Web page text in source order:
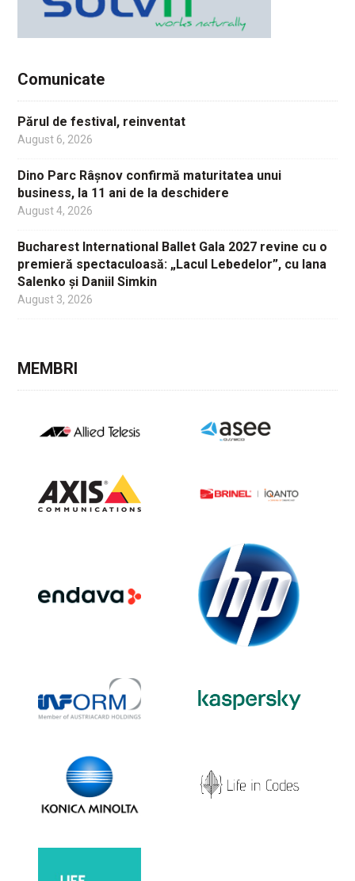
Comunicate
Părul de festival, reinventat
August 6, 2026
Dino Parc Râșnov confirmă maturitatea unui
business, la 11 ani de la deschidere
August 4, 2026
Bucharest International Ballet Gala 2027 revine cu o
premieră spectaculoasă: „Lacul Lebedelor”, cu Iana
Salenko și Daniil Simkin
August 3, 2026
MEMBRI